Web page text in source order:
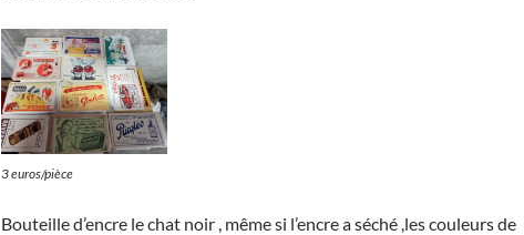
3 euros/pièce
Bouteille d’encre le chat noir , même si l’encre a séché ,les couleurs de